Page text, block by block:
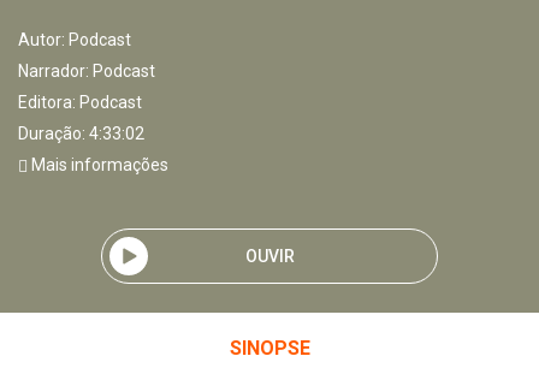
Autor: Podcast
Narrador: Podcast
Editora: Podcast
Duração: 4:33:02
Mais informações
OUVIR
SINOPSE